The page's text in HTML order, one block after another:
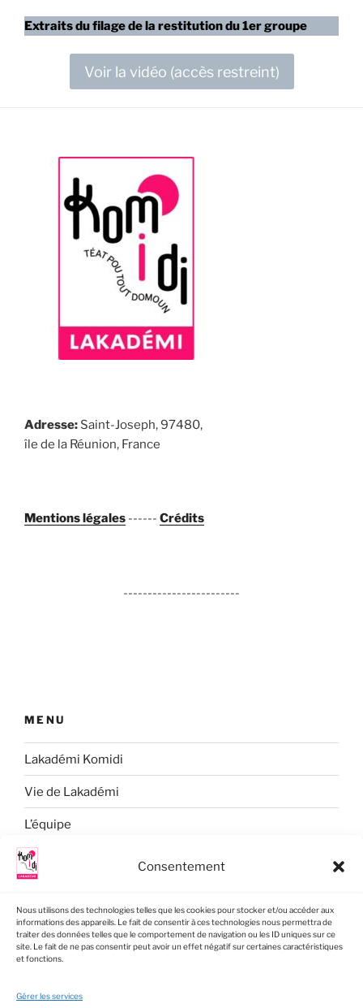
Consentement
Nous utilisons des technologies telles que les cookies pour stocker et/ou accéder aux
informations des appareils. Le fait de consentir à ces technologies nous permettra de
traiter des données telles que le comportement de navigation ou les ID uniques sur ce
site. Le fait de ne pas consentir peut avoir un effet négatif sur certaines caractéristiques
et fonctions.
Gérer les services
Extraits du filage de la restitution du 1er groupe
Voir la vidéo (accès restreint)
Adresse: Saint-Joseph, 97480,
île de la Réunion, France
Mentions légales ------ Crédits
------------------------
MENU
Lakadémi Komidi
Vie de Lakadémi
L’équipe
Formation
Contact